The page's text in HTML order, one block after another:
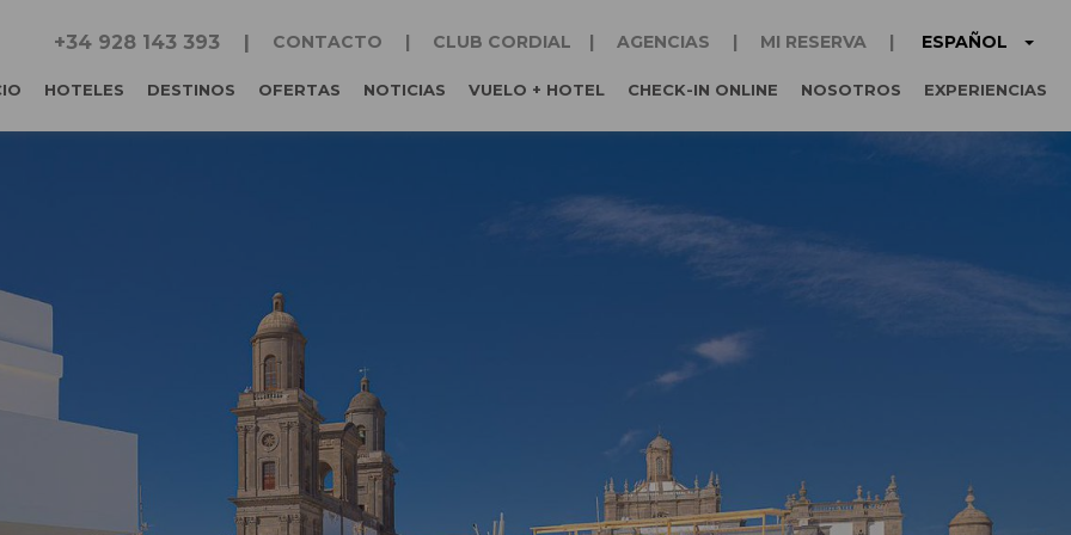
+34 928 143 393 CONTACTO CLUB CORDIAL AGENCIAS MI RESERVA ESPAÑOL
HOTELES DESTINOS OFERTAS NOTICIAS VUELO + HOTEL CHECK-IN ONLINE NOSOTROS EXPERIENCIAS